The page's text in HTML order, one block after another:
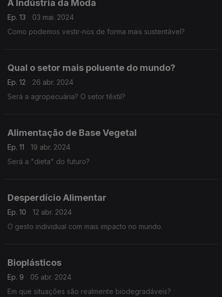
A Indústria da Moda
Ep. 13
03 mai. 2024
Como podemos vestir-nos de forma mais sustentável?
Qual o setor mais poluente do mundo?
Ep. 12
26 abr. 2024
Será a agropecuária? O setor têxtil?
Alimentação de Base Vegetal
Ep. 11
19 abr. 2024
Será a "dieta" do futuro?
Desperdício Alimentar
Ep. 10
12 abr. 2024
O gesto individual com mais impacto no mundo.
Bioplásticos
Ep. 9
05 abr. 2024
Em que situações são realmente biodegradáveis?